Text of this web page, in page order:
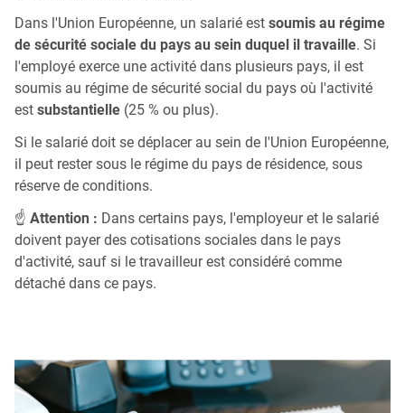
Dans l'Union Européenne, un salarié est soumis au régime
de sécurité sociale du pays au sein duquel il travaille. Si
l'employé exerce une activité dans plusieurs pays, il est
soumis au régime de sécurité social du pays où l'activité
est substantielle (25 % ou plus).
Si le salarié doit se déplacer au sein de l'Union Européenne,
il peut rester sous le régime du pays de résidence, sous
réserve de conditions.
☝ Attention : Dans certains pays, l'employeur et le salarié
doivent payer des cotisations sociales dans le pays
d'activité, sauf si le travailleur est considéré comme
détaché dans ce pays.